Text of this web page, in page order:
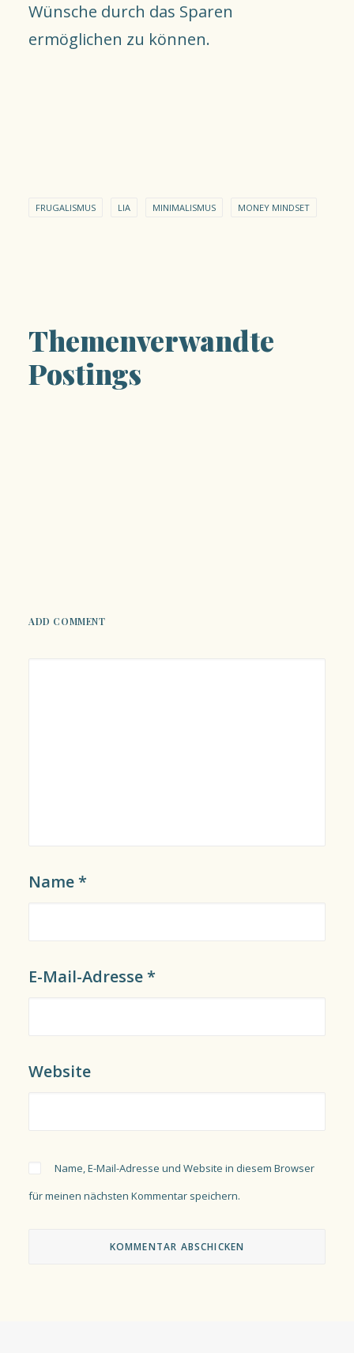
Wünsche durch das Sparen
ermöglichen zu können.
FRUGALISMUS LIA MINIMALISMUS MONEY MINDSET
Themenverwandte
Postings
ADD COMMENT
Name*
E-Mail-Adresse*
Website
Name, E-Mail-Adresse und Website in diesem Browser
für meinen nächsten Kommentar speichern.